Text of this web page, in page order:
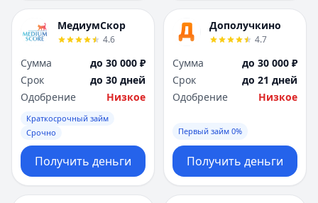
МедиумСкор
4.6
Сумма
до 30 000 ₽
Срок
до 30 дней
Одобрение
Низкое
Краткосрочный займ
Срочно
Получить деньги
Дополучкино
4.7
Сумма
до 30 000 ₽
Срок
до 21 дней
Одобрение
Низкое
Первый займ 0%
Получить деньги